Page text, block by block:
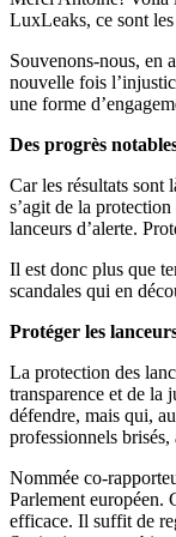
LuxLeaks, ce sont
Souvenons-nous, en
nouvelle fois
une forme
Des progrès
Car les résultats sont
s’agit de la
lanceurs d’alerte.
Il est donc plus que
scandales qui en
Protéger les
La protection des
transparence et de la
défendre, mais qui,
professionnels
Nommée co-
Parlement européen.
efficace. Il suffit de